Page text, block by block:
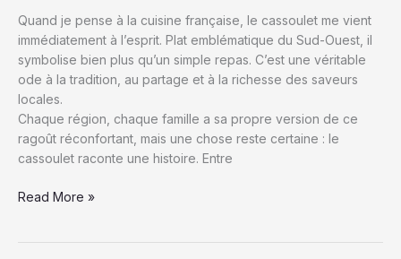
Quand je pense à la cuisine française, le cassoulet me vient
immédiatement à l’esprit. Plat emblématique du Sud-Ouest, il
symbolise bien plus qu’un simple repas. C’est une véritable
ode à la tradition, au partage et à la richesse des saveurs
locales.
Chaque région, chaque famille a sa propre version de ce
ragoût réconfortant, mais une chose reste certaine : le
cassoulet raconte une histoire. Entre
La
Read More »